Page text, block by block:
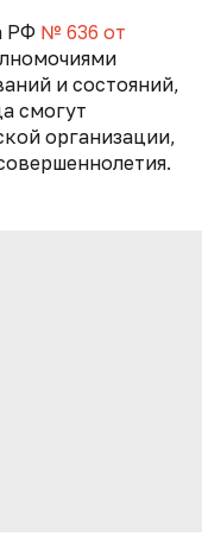
РФ № 636 от
и состояний,
смогут
организации,